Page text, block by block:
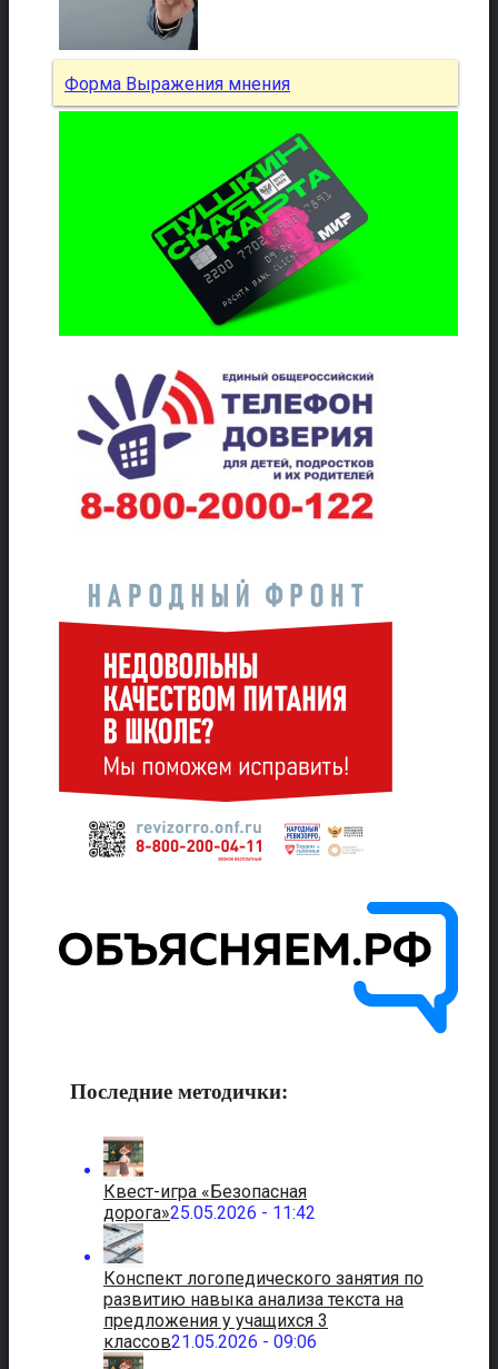
Форма Выражения мнения
Последние методички:
Квест-игра «Безопасная
дорога»25.05.2026 - 11:42
Конспект логопедического занятия по
развитию навыка анализа текста на
предложения у учащихся 3
классов21.05.2026 - 09:06